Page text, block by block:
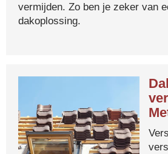
vermijden. Zo ben je zeker van
dakoplossing.